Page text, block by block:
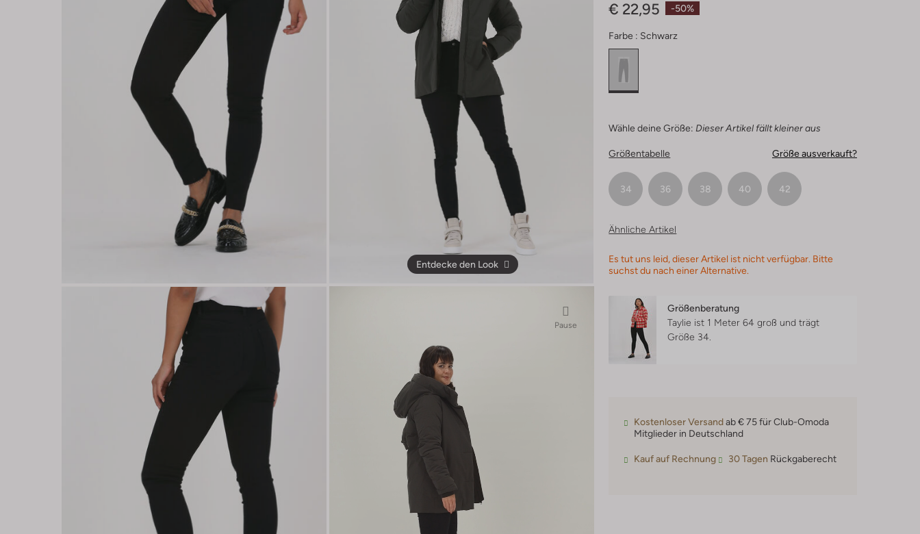
Entdecke den Look
Pause
-50%
€ 22,95
Farbe : Schwarz
Wähle deine Größe: Dieser Artikel fällt kleiner aus
Größentabelle Größe ausverkauft?
34 36 38 40 42
Ähnliche Artikel
Es tut uns leid, dieser Artikel ist nicht verfügbar. Bitte
suchst du nach einer Alternative.
Größenberatung
Taylie ist 1 Meter 64 groß und trägt
Größe 34.
Kostenloser Versandab € 75 für Club-Omoda
Mitglieder in Deutschland
Kauf auf Rechnung 30 Tagen Rückgaberecht